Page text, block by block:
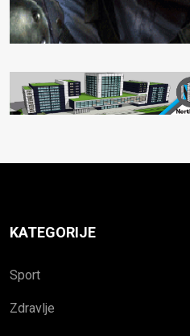
KATEGORIJE
Sport
Zdravlje